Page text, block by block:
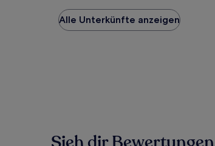
der
niedrigste
Preis
Aufenthalt
Alle Unterkünfte anzeigen